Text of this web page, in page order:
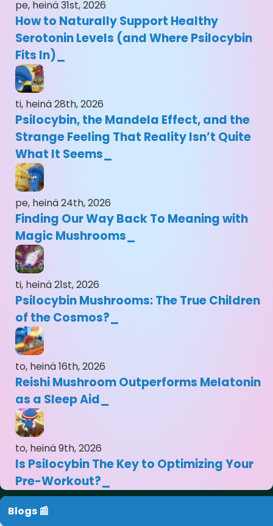
pe, heinä 31st, 2026
How to Naturally Support Healthy
Serotonin Levels (and Where Psilocybin
Fits In)
ti, heinä 28th, 2026
Psilocybin, the Mandela Effect, and the
Strange Feeling That Reality Isn’t Quite
What It Seems
pe, heinä 24th, 2026
Finding Our Way Back To Meaning with
Magic Mushrooms
ti, heinä 21st, 2026
Psilocybin Mushrooms: The True Children
of the Cosmos?
to, heinä 16th, 2026
Reishi Mushroom Outperforms Melatonin
as a Sleep Aid
to, heinä 9th, 2026
Is Psilocybin The Key to Optimizing Your
Pre-Workout?
Blogs 📰